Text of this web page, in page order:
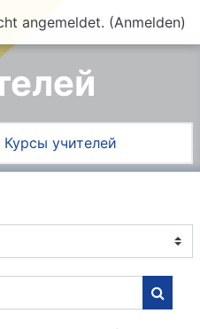
angemeldet. (Anmelden)
Курсы учителей
Kurse